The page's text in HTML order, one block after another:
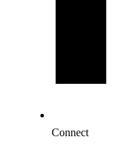
Connect